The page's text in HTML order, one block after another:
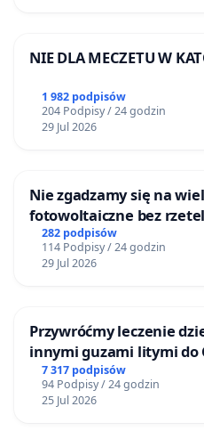
NIE DLA MECZETU W
1 982 podpisów
204 Podpisy / 24 godzin
29 Jul 2026
Nie zgadzamy się na
fotowoltaiczne bez
mieszkańców
282 podpisów
114 Podpisy / 24 godzin
29 Jul 2026
Przywróćmy leczenie
innymi guzami litymi do
Centrum Zdrowia
7 317 podpisów
94 Podpisy / 24 godzin
25 Jul 2026